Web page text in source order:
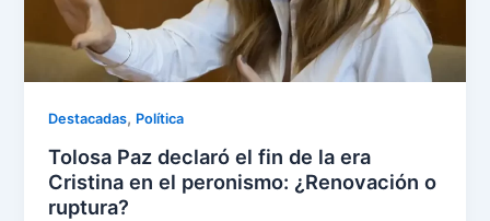
Destacadas, Política
Tolosa Paz declaró el fin de la era
Cristina en el peronismo: ¿Renovación o
ruptura?